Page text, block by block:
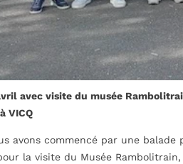
avec visite du musée
VICQ
avons commencé par une balade
la visite du Musée